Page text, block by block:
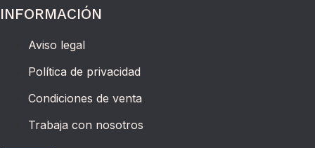
INFORMACIÓN
Aviso legal
Política de privacidad
Condiciones de venta
Trabaja con nosotros